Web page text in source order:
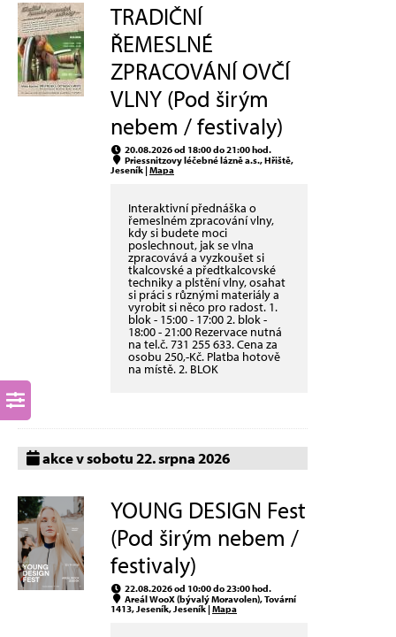
TRADIČNÍ
ŘEMESLNÉ
ZPRACOVÁNÍ OVČÍ
VLNY (Pod širým
nebem / festivaly)
20.08.2026 od 18:00 do 21:00 hod.
Priessnitzovy léčebné lázně a.s., Hřiště,
Jeseník |Mapa
Interaktivní přednáška o
řemeslném zpracování vlny,
kdy si budete moci
poslechnout, jak se vlna
zpracovává a vyzkoušet si
tkalcovské a předtkalcovské
techniky a plstění vlny, osahat
si práci s různými materiály a
vyrobit si něco pro radost. 1.
blok - 15:00 - 17:00 2. blok -
18:00 - 21:00 Rezervace nutná
na tel.č. 731 255 633. Cena za
osobu 250,-Kč. Platba hotově
na místě. 2. BLOK
akce v sobotu 22. srpna 2026
YOUNG DESIGN Fest
(Pod širým nebem /
festivaly)
22.08.2026 od 10:00 do 23:00 hod.
Areál WooX (bývalý Moravolen), Tovární
1413, Jeseník, Jeseník |Mapa